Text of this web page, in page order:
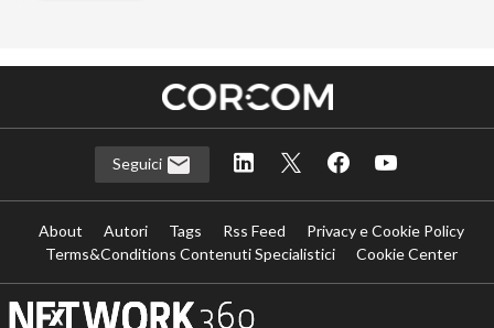
Seguici
About Autori Tags Rss Feed
Privacy e Cookie Policy
Terms&Conditions Contenuti Specialistici
Cookie Center